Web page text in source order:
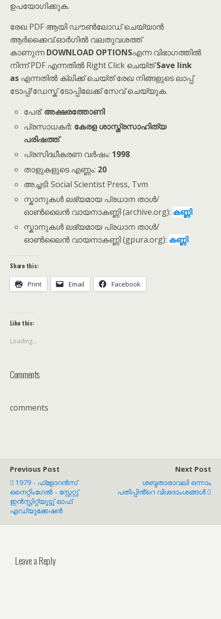
ഉപയോഗിക്കുക.
രേഖ PDF ആയി ഡൗൺലോഡ് ചെയ്യാൻ
ആർക്കൈവ്.ഓർഗിൽ വലതുവശത്ത്
കാണുന്നDOWNLOAD OPTIONSഎന്ന വിഭാഗത്തിൽ
നിന്ന് PDF എന്നതിൽ Right Click ചെയ്ത്Save link
as എന്നതിൽ ക്ലിക്ക് ചെയ്ത് രേഖ നിങ്ങളുടെ ലാപ്പ്
ടോപ്പ്/ഡേസ്ക് ടോപ്പിലേക്ക് സേവ് ചെയ്യുക.
പേര്:അക്ഷരത്തോണി
പ്രസാധകർ: കേരള ശാസ്ത്രസാഹിത്യ
പരിഷത്ത്
പ്രസിദ്ധീകരണ വർഷം: 1998
താളുകളുടെ എണ്ണം: 20
അച്ചടി: Social Scientist Press, Tvm
സ്കാനുകൾ ലഭ്യമായ പ്രധാന താൾ/
ഓൺലൈൻ വായനാകണ്ണി (archive.org): കണ്ണി
സ്കാനുകൾ ലഭ്യമായ പ്രധാന താൾ/
ഓൺലൈൻ വായനാകണ്ണി (gpura.org): കണ്ണി
Share this:
Print Email Facebook
Like this:
Loading...
Comments
comments
Previous Post
1979 - ഫ്ളോറൻസ്
നൈറ്റിംഗേൽ - സ്റ്റേറ്റു്
ഇൻസ്റ്റിറ്റ്യൂട്ടു് ഓഫ്
എഡ്യൂക്കേഷൻ
Next Post
ശബ്ദതാരാവലി ഒന്നാം
പതിപ്പിൻ്റെ വിശദാംശങ്ങൾ
Leave a Reply